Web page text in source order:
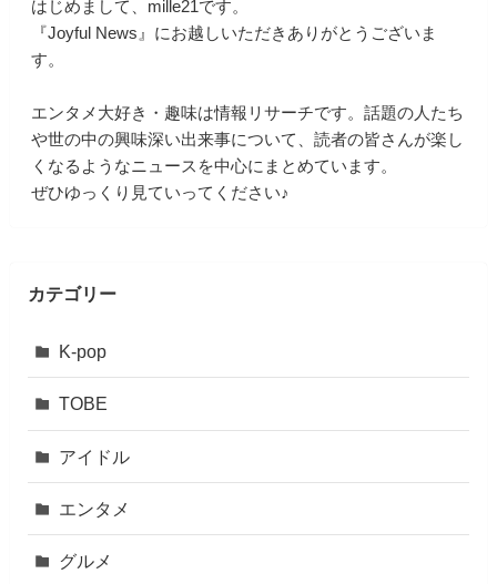
はじめまして、mille21です。
『Joyful News』にお越しいただきありがとうございま
す。
エンタメ大好き・趣味は情報リサーチです。話題の人たち
や世の中の興味深い出来事について、読者の皆さんが楽し
くなるようなニュースを中心にまとめています。
ぜひゆっくり見ていってください♪
カテゴリー
K-pop
TOBE
アイドル
エンタメ
グルメ